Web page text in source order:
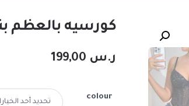
كورسيه بالعظم
ر.س
colour